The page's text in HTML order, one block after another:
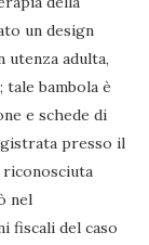
un design
utenza adulta,
bambola è
e schede di
presso il
riconosciuta
nel
fiscali del caso